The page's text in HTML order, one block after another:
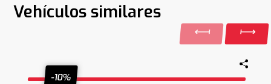
Vehículos similares
-10%